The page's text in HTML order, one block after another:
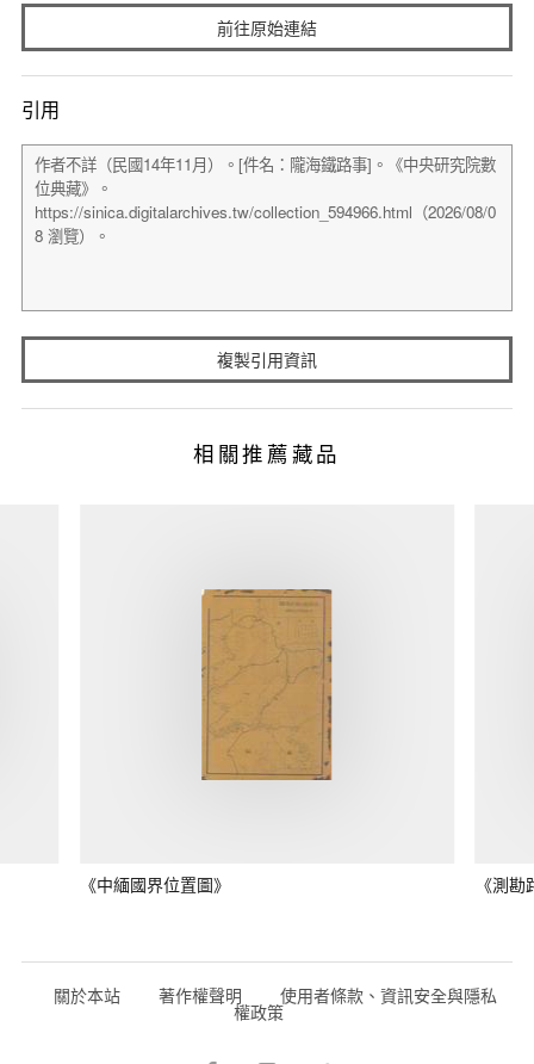
前往原始連結
引用
複製引用資訊
相關推薦藏品
《中緬國界位置圖》 《測
關於本站 著作權聲明 使用者條款、資訊安全與隱私
權政策